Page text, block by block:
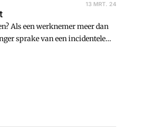
13 MRT. 24
Als een werknemer meer dan
sprake van een incidentele